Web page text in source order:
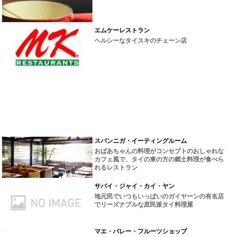
エムケーレストラン
ヘルシーなタイスキのチェーン店
スパンニガ・イーティングルーム
おばあちゃんの料理がコンセプトのおしゃれな
カフェ風で、タイの東の方の郷土料理が食べら
れるレストラン
サバイ・ジャイ・カイ・ヤン
地元民でいつもいっぱいのガイヤーンの有名店
でリーズナブルな庶民派タイ料理屋
マエ・バレー・フルーツショップ